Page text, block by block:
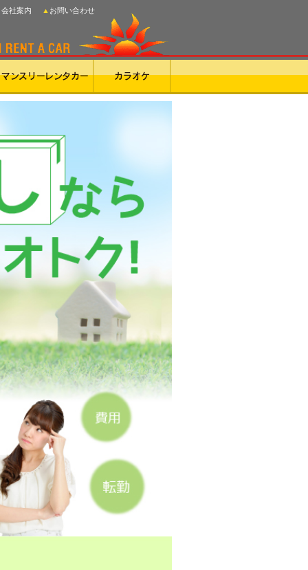
▲会社案内 ▲お問い合わせ
マンスリーレンタカー カラオケ